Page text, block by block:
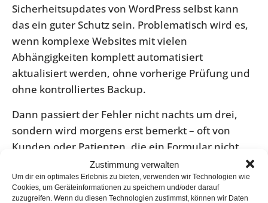
Zustimmung verwalten
Um dir ein optimales Erlebnis zu bieten, verwenden wir Technologien wie
Cookies, um Geräteinformationen zu speichern und/oder darauf
zuzugreifen. Wenn du diesen Technologien zustimmst, können wir Daten
Sicherheitsupdates von WordPress selbst kann
das ein guter Schutz sein. Problematisch wird es,
wenn komplexe Websites mit vielen
Abhängigkeiten komplett automatisiert
aktualisiert werden, ohne vorherige Prüfung und
ohne kontrolliertes Backup.
Dann passiert der Fehler nicht nachts um drei,
sondern wird morgens erst bemerkt – oft von
Kunden oder Patienten, die ein Formular nicht
absenden können. Automatisierung spart also
Zeit, aber nur dann, wenn die Website technisch
sauber gepflegt und überwacht wird. Sonst